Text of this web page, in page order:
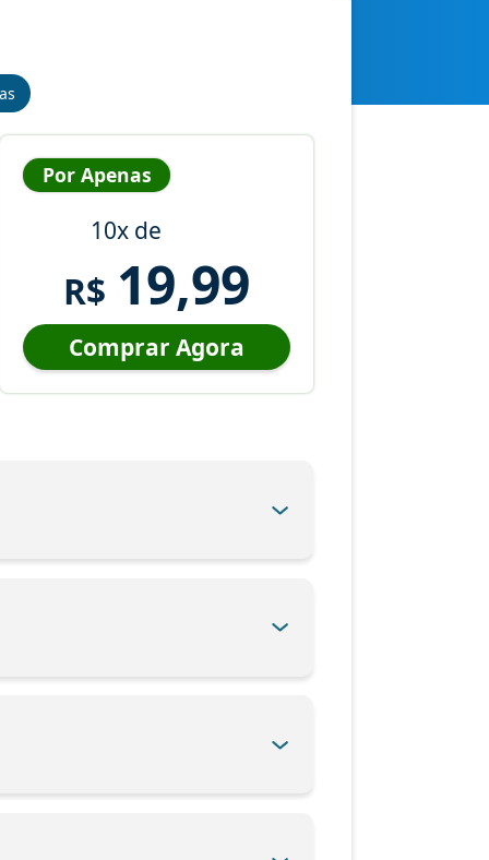
Por Apenas
10x de
R$ 19,99
Comprar Agora